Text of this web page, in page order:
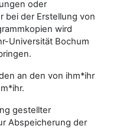
oder
bei der Erstellung von
wird
Universität Bochum
an den von ihm*ihr
gestellter
Abspeicherung der